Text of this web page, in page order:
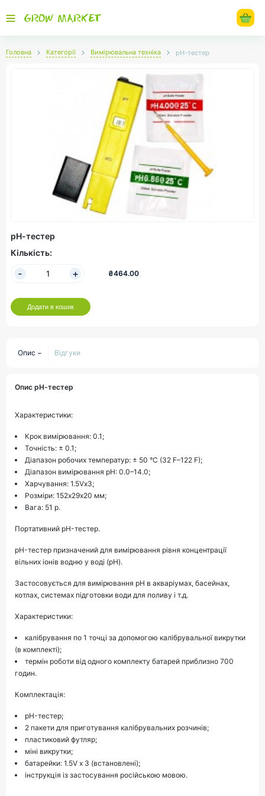
Головна Категорії Вимірювальна техніка рН-тестер
рН-тестер
Кількість:
₴464.00
Додати в кошик
Опис Відгуки
Опис рН-тестер
Характеристики:
Крок вимірювання: 0.1;
Точність: ± 0.1;
Діапазон робочих температур: ± 50 °C (32 F–122 F);
Діапазон вимірювання pH: 0.0–14.0;
Харчування: 1.5Vх3;
Розміри: 152х29х20 мм;
Вага: 51 р.
Портативний pH-тестер.
pH-тестер призначений для вимірювання рівня концентрації
вільних іонів водню у воді (pH).
Застосовується для вимірювання pH в акваріумах, басейнах,
котлах, системах підготовки води для поливу і т.д.
Характеристики:
калібрування по 1 точці за допомогою калібрувальної викрутки
(в комплекті);
термін роботи від одного комплекту батарей приблизно 700
годин.
Комплектація:
pH-тестер;
2 пакети для приготування калібрувальних розчинів;
пластиковий футляр;
міні викрутки;
батарейки: 1.5V х 3 (встановлені);
інструкція із застосування російською мовою.